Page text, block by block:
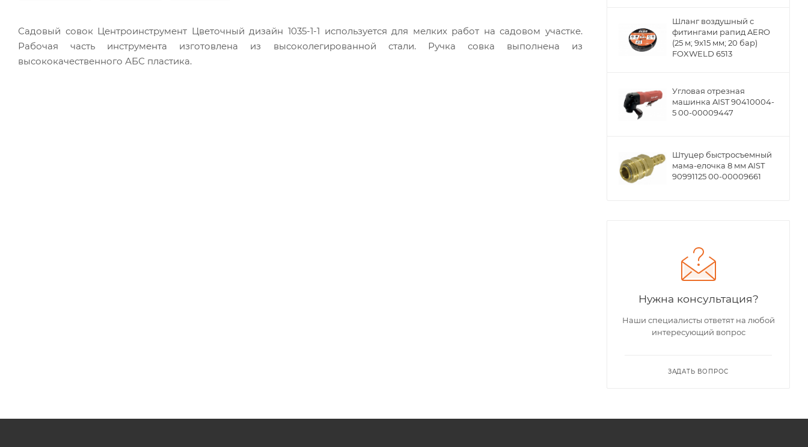
Садовый совок Центроинструмент Цветочный дизайн 1035-1-1 используется для мелких работ на садовом участке.
Рабочая часть инструмента изготовлена из высоколегированной стали. Ручка совка выполнена из
высококачественного АБС пластика.
Шланг воздушный с
фитингами рапид AERO
(25 м; 9x15 мм; 20 бар)
FOXWELD 6513
Угловая отрезная
машинка AIST 90410004-
5 00-00009447
Штуцер быстросъемный
мама-елочка 8 мм AIST
90991125 00-00009661
Нужна консультация?
Наши специалисты ответят на любой
интересующий вопрос
ЗАДАТЬ ВОПРОС